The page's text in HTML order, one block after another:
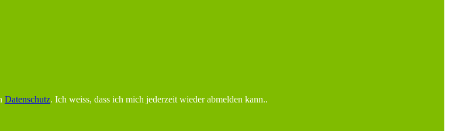
Datenschutz. Ich weiss, dass ich mich jederzeit wieder abmelden kann..